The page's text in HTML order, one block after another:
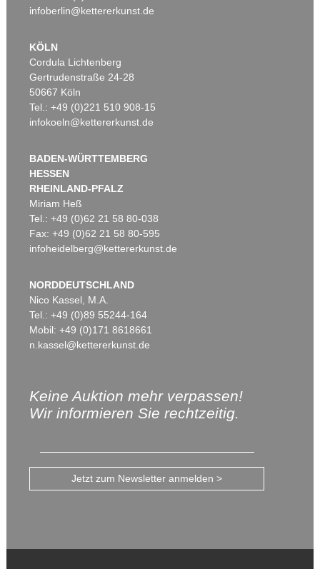
infoberlin@kettererkunst.de
KÖLN
Cordula Lichtenberg
Gertrudenstraße 24-28
50667 Köln
Tel.: +49 (0)221 510 908-15
infokoeln@kettererkunst.de
BADEN-WÜRTTEMBERG
HESSEN
RHEINLAND-PFALZ
Miriam Heß
Tel.: +49 (0)62 21 58 80-038
Fax: +49 (0)62 21 58 80-595
infoheidelberg@kettererkunst.de
NORDDEUTSCHLAND
Nico Kassel, M.A.
Tel.: +49 (0)89 55244-164
Mobil: +49 (0)171 8618661
n.kassel@kettererkunst.de
Keine Auktion mehr verpassen!
Wir informieren Sie rechtzeitig.
Jetzt zum Newsletter anmelden >